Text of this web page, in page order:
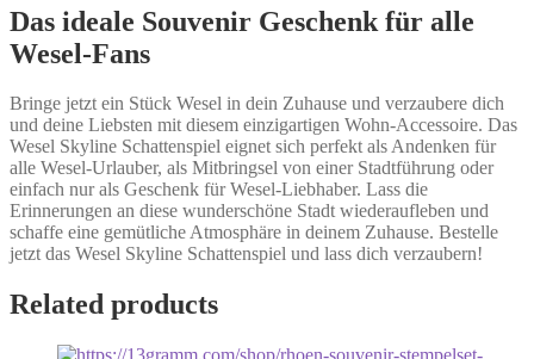
Das ideale Souvenir Geschenk für alle
Wesel-Fans
Bringe jetzt ein Stück Wesel in dein Zuhause und verzaubere dich
und deine Liebsten mit diesem einzigartigen Wohn-Accessoire. Das
Wesel Skyline Schattenspiel eignet sich perfekt als Andenken für
alle Wesel-Urlauber, als Mitbringsel von einer Stadtführung oder
einfach nur als Geschenk für Wesel-Liebhaber. Lass die
Erinnerungen an diese wunderschöne Stadt wiederaufleben und
schaffe eine gemütliche Atmosphäre in deinem Zuhause. Bestelle
jetzt das Wesel Skyline Schattenspiel und lass dich verzaubern!
Related products